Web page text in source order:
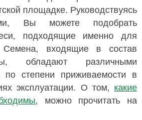
площадке. Руководствуясь
Вы можете подобрать
подходящие именно для
входящие в состав
обладают различными
по степени приживаемости в
эксплуатации. О том, какие
, можно прочитать на